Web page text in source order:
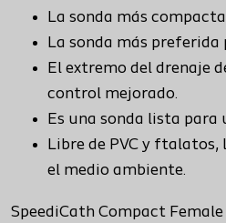
La sonda más
La sonda más preferida
El extremo del drenaje
control mejorado.
Es una sonda lista
Libre de PVC y
el medio ambiente.
SpeediCath Compact